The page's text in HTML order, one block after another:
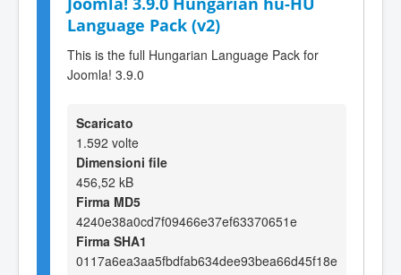
Language Pack (v2)
This is the full Hungarian Language Pack for
Joomla! 3.9.0
Scaricato
1.592 volte
Dimensioni file
456,52 kB
Firma MD5
4240e38a0cd7f09466e37ef63370651e
Firma SHA1
0117a6ea3aa5fbdfab634dee93bea66d45f18e